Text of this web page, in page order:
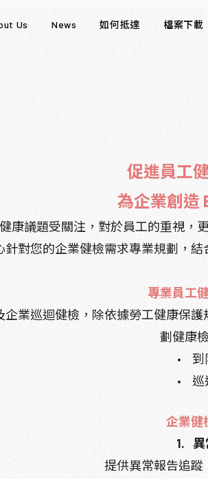
Us News 如何抵達 檔案下載
促進員工
為企業創造
康議題受關注，對於員工的重視，
針對您的企業健檢需求專業規劃，
專業員工
企業巡迴健檢，除依據勞工健康保
劃健康
•
到
•
巡
企業健
1. 異
提供異常報告追蹤